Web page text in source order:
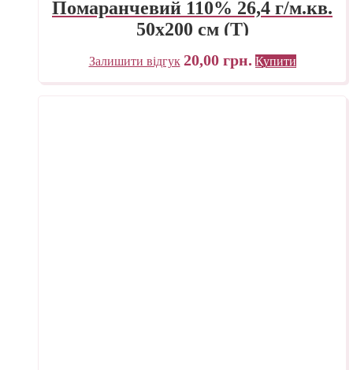
Помаранчевий 110% 26,4 г/м.кв.
50х200 см (Т)
Залишити відгук 20,00 грн. Купити